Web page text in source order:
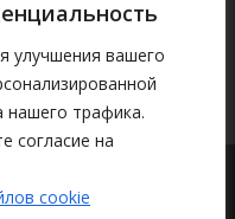
улучшения вашего
нашего трафика.
согласие на
cookie
/